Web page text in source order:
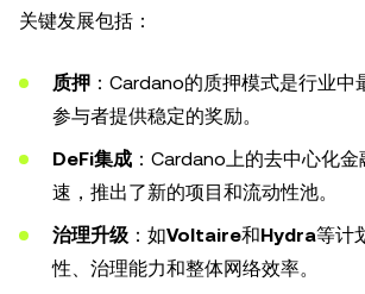
关键发展包括：
质押 ：Cardano的质押模式是行业中
参与者提供稳定的奖励。
DeFi集成 ：Cardano上的去中心化
速，推出了新的项目和流动性池。
治理升级 ：如Voltaire和Hydra等计
性、治理能力和整体网络效率。